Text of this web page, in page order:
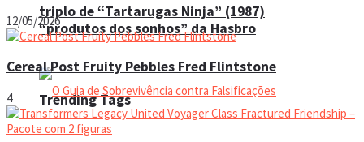
triplo de “Tartarugas Ninja” (1987)
Trending Tags
“produtos dos sonhos” da Hasbro
12/05/2026
Cereal Post Fruity Pebbles Fred Flintstone
4